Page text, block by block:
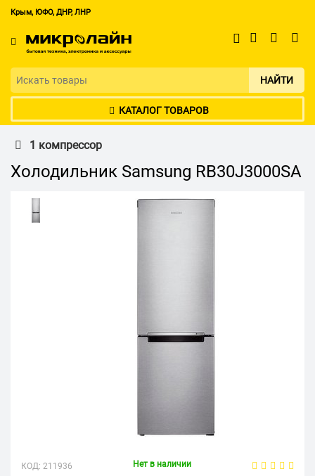
Крым, ЮФО, ДНР, ЛНР
НАЙТИ
КАТАЛОГ ТОВАРОВ
1 компрессор
Холодильник Samsung RB30J3000SA
КОД: 211936 Нет в наличии